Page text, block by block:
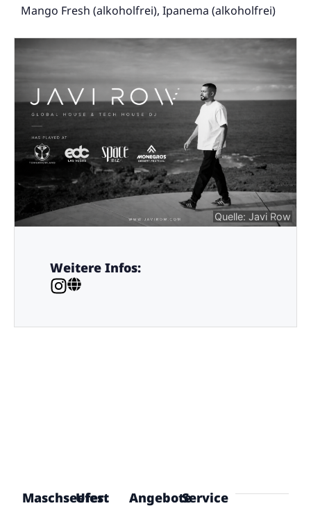
Mango Fresh (alkoholfrei), Ipanema (alkoholfrei)
Quelle: Javi Row
Weitere Infos:
Maschseefest
Ufer AngeboteService